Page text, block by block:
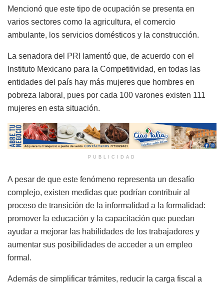
Mencionó que este tipo de ocupación se presenta en
varios sectores como la agricultura, el comercio
ambulante, los servicios domésticos y la construcción.
La senadora del PRI lamentó que, de acuerdo con el
Instituto Mexicano para la Competitividad, en todas las
entidades del país hay más mujeres que hombres en
pobreza laboral, pues por cada 100 varones existen 111
mujeres en esta situación.
PUBLICIDAD
A pesar de que este fenómeno representa un desafío
complejo, existen medidas que podrían contribuir al
proceso de transición de la informalidad a la formalidad:
promover la educación y la capacitación que puedan
ayudar a mejorar las habilidades de los trabajadores y
aumentar sus posibilidades de acceder a un empleo
formal.
Además de simplificar trámites, reducir la carga fiscal a